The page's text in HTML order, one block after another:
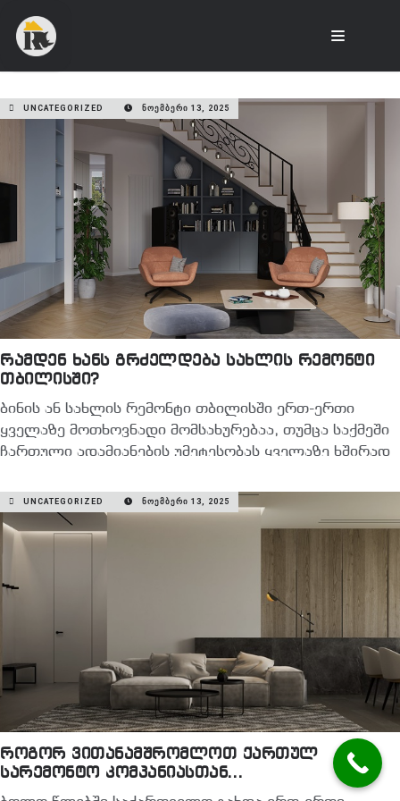
UNCATEGORIZED ᲜᲝᲔᲛᲑᲔᲠᲘ 13, 2025
რამდენ ხანს გრძელდება სახლის რემონტი
თბილისში?
ბინის ან სახლის რემონტი თბილისში ერთ-ერთი
ყველაზე მოთხოვნადი მომსახურებაა, თუმცა საქმეში
ჩართული ადამიანების უმეტესობას ყველაზე ხშირად
READ MORE
UNCATEGORIZED ᲜᲝᲔᲛᲑᲔᲠᲘ 13, 2025
როგორ ვითანამშრომლოთ ქართულ
სარემონტო კომპანიასთან
საზღვარგარეთიდან